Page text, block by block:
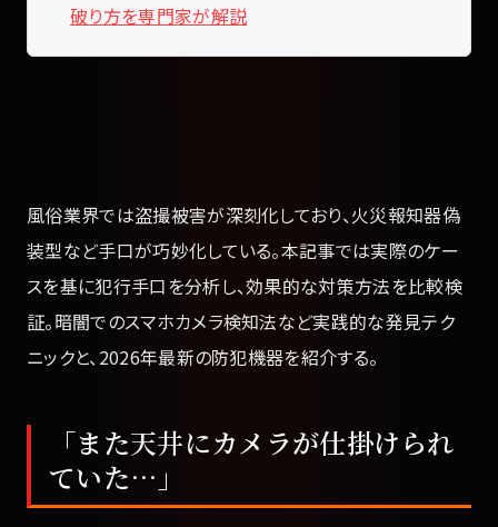
破り方を専門家が解説
風俗業界では盗撮被害が深刻化しており、火災報知器偽
装型など手口が巧妙化している。本記事では実際のケー
スを基に犯行手口を分析し、効果的な対策方法を比較検
証。暗闇でのスマホカメラ検知法など実践的な発見テク
ニックと、2026年最新の防犯機器を紹介する。
「また天井にカメラが仕掛けられ
ていた…」